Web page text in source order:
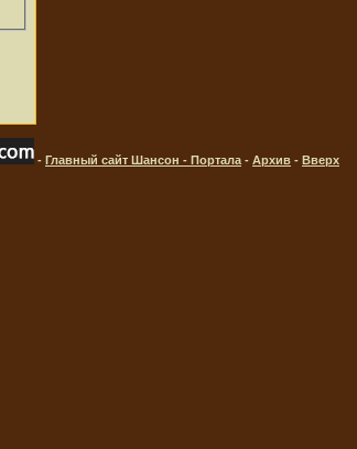
- Главный сайт Шансон - Портала - Архив - Вверх